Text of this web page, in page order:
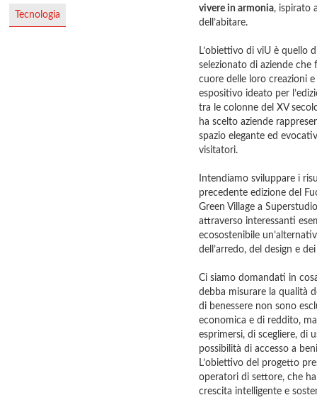
Tecnologia
vivere in armonia, ispirato
dell’abitare.
L’obiettivo di viU è quello
selezionato di aziende che
cuore delle loro creazioni
espositivo ideato per
tra le colonne del XV
ha scelto aziende
spazio elegante ed
visitatori.
Intendiamo sviluppare i
precedente edizione del
Green Village a
attraverso interessanti
ecosostenibile
dell’arredo, del design e
Ci siamo domandati in
debba misurare la qualità
di benessere non sono
economica e di reddito,
esprimersi, di scegliere, di
possibilità di accesso a
L’obiettivo del progetto
operatori di settore, che
crescita intelligente e